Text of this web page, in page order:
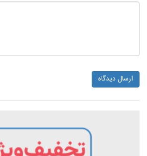
ارسال دیدگاه